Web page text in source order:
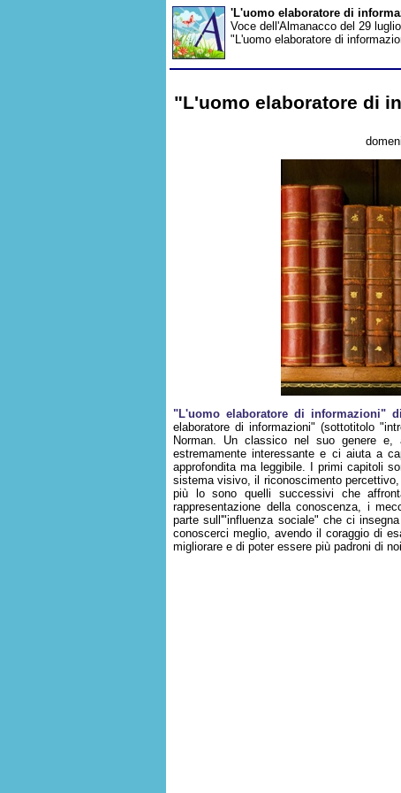
'L'uomo elaboratore di
Voce dell'Almanacco del 29
"L'uomo elaboratore di
"L'uomo elaboratore di
"L'uomo elaboratore di informazioni"
elaboratore di informazioni" (sottotitolo
Norman. Un classico nel suo genere
estremamente interessante e ci aiuta a
approfondita ma leggibile. I primi capitoli
sistema visivo, il riconoscimento
più lo sono quelli successivi che
rappresentazione della conoscenza, i
parte sull'"influenza sociale" che ci
conoscerci meglio, avendo il coraggio di
migliorare e di poter essere più padroni di